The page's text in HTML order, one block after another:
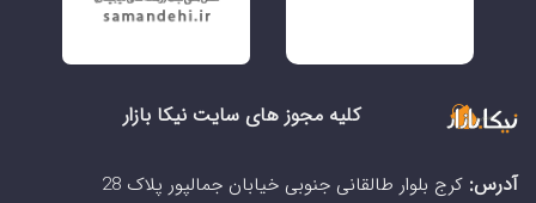
کلیه مجوز های سایت نیکا بازار
آدرس: کرج بلوار طالقانی جنوبی خیابان جمالپور پلاک 28